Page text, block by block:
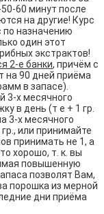
60 минут после
на другие! Курс
по назначению
один этот
экстрактов!
2-е банки, причём с
на 90 дней приёма
в запасе).
3-х месячного
в день (т е + 1 гр.
3-х месячного
или принимайте
принимать не 1, а
хорошо, т. к. вы
повышенную
позволят Вам,
порошка из мерной
дни приёма